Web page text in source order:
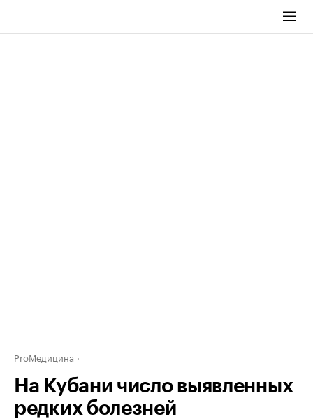
ProМедицина
На Кубани число выявленных
редких болезней